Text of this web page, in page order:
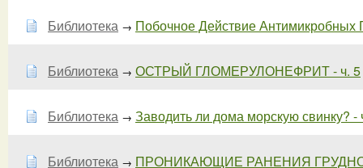
Библиотека → Побочное Действие Антимикробных
Библиотека → ОСТРЫЙ ГЛОМЕРУЛОНЕФРИТ - ч. 5
Библиотека → Заводить ли дома морскую свинку? -
Библиотека → ПРОНИКАЮЩИЕ РАНЕНИЯ